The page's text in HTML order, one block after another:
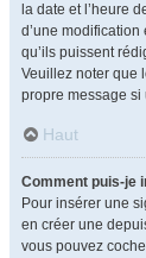
la date et l’heure
d’une
qu’ils puissent
Veuillez noter que
propre message
Haut
Comment puis-je
Pour insérer une
en créer une
vous pouvez